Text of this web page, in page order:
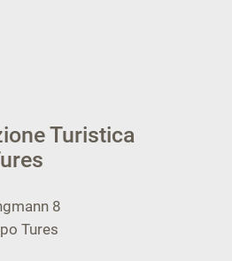
Turistica
8
Tures